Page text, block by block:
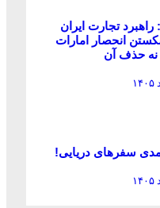
تجارت ایران
انحصار امارات
نه حذف آن
سفرهای دریایی!